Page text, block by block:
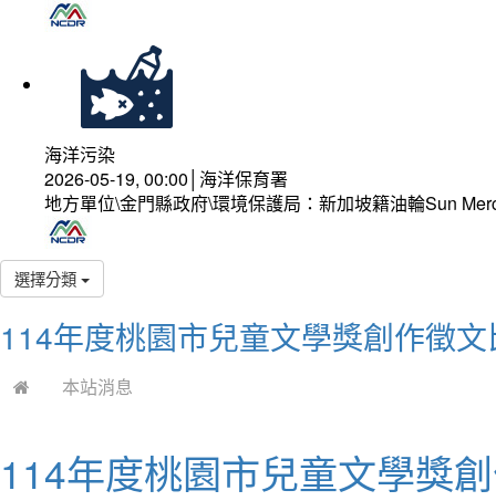
海洋污染
2026-05-19, 00:00│海洋保育署
地方單位\金門縣政府\環境保護局：新加坡籍油輪Sun
選擇分類
114年度桃園市兒童文學獎創作徵
本站消息
114年度桃園市兒童文學獎